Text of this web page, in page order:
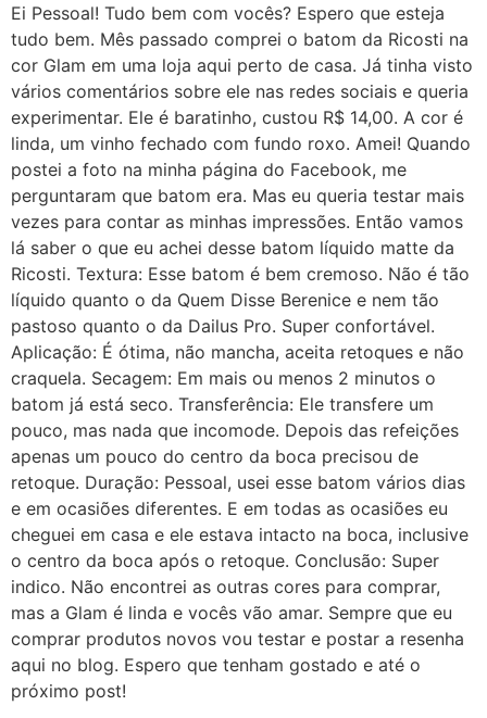
Ei Pessoal! Tudo bem com vocês? Espero que esteja
tudo bem. Mês passado comprei o batom da Ricosti na
cor Glam em uma loja aqui perto de casa. Já tinha visto
vários comentários sobre ele nas redes sociais e queria
experimentar. Ele é baratinho, custou R$ 14,00. A cor é
linda, um vinho fechado com fundo roxo. Amei! Quando
postei a foto na minha página do Facebook, me
perguntaram que batom era. Mas eu queria testar mais
vezes para contar as minhas impressões. Então vamos
lá saber o que eu achei desse batom líquido matte da
Ricosti. Textura: Esse batom é bem cremoso. Não é tão
líquido quanto o da Quem Disse Berenice e nem tão
pastoso quanto o da Dailus Pro. Super confortável.
Aplicação: É ótima, não mancha, aceita retoques e não
craquela. Secagem: Em mais ou menos 2 minutos o
batom já está seco. Transferência: Ele transfere um
pouco, mas nada que incomode. Depois das refeições
apenas um pouco do centro da boca precisou de
retoque. Duração: Pessoal, usei esse batom vários dias
e em ocasiões diferentes. E em todas as ocasiões eu
cheguei em casa e ele estava intacto na boca, inclusive
o centro da boca após o retoque. Conclusão: Super
indico. Não encontrei as outras cores para comprar,
mas a Glam é linda e vocês vão amar. Sempre que eu
comprar produtos novos vou testar e postar a resenha
aqui no blog. Espero que tenham gostado e até o
próximo post!